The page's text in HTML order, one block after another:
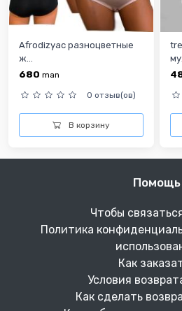
Afrodizyac разноцветные
ж...
680 man
0 отзыв(ов)
В корзину
Помощь
Чтобы
Политика
Как
Условия
Как сделать